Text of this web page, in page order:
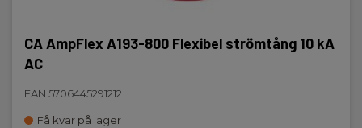
CA AmpFlex A193-800 Flexibel strömtång 10 kA
AC
EAN 5706445291212
Få kvar på lager